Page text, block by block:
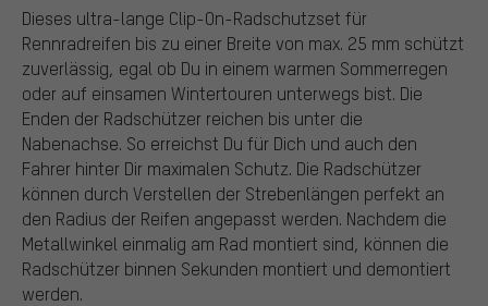
Dieses ultra-lange Clip-On-Radschutzset für
Rennradreifen bis zu einer Breite von max. 25 mm schützt
zuverlässig, egal ob Du in einem warmen Sommerregen
oder auf einsamen Wintertouren unterwegs bist. Die
Enden der Radschützer reichen bis unter die
Nabenachse. So erreichst Du für Dich und auch den
Fahrer hinter Dir maximalen Schutz. Die Radschützer
können durch Verstellen der Strebenlängen perfekt an
den Radius der Reifen angepasst werden. Nachdem die
Metallwinkel einmalig am Rad montiert sind, können die
Radschützer binnen Sekunden montiert und demontiert
werden.